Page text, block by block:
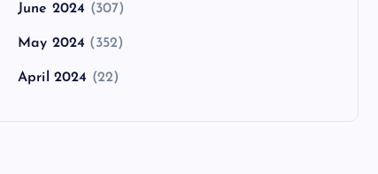
June 2024 (307)
May 2024 (352)
April 2024 (22)